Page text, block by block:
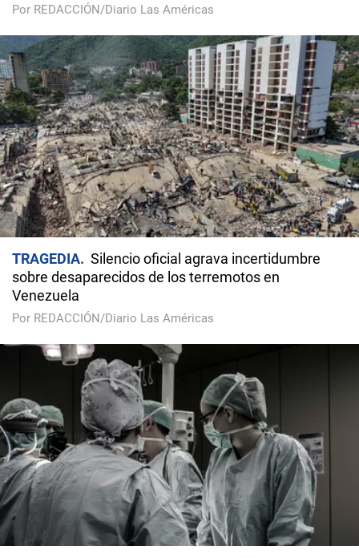
Por REDACCIÓN/Diario Las Américas
TRAGEDIA
Silencio oficial agrava incertidumbre
sobre desaparecidos de los terremotos en
Venezuela
Por REDACCIÓN/Diario Las Américas